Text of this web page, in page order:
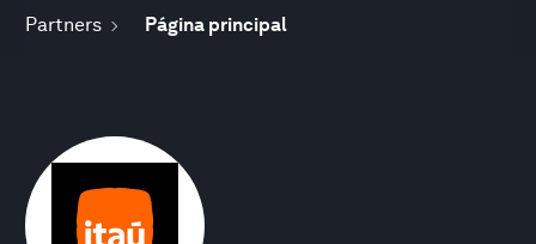
Partners Página principal